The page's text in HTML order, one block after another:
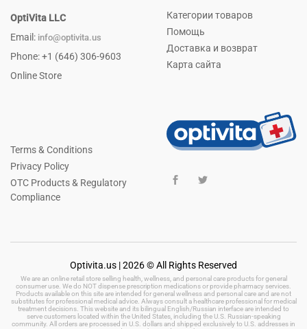
OptiVita LLC
Email: info@optivita.us
Phone: +1 (646) 306-9603
Online Store
Категории товаров
Помощь
Доставка и возврат
Карта сайта
Terms & Conditions
Privacy Policy
OTC Products & Regulatory
Compliance
Optivita.us | 2026 © All Rights Reserved
We are an online retail store selling health, wellness, and personal care products for general
consumer use. We do NOT dispense prescription medications or provide pharmacy services.
Products available on this site are intended for general wellness and personal care and are not
substitutes for professional medical advice. Always consult a healthcare professional for medical
treatment decisions. This website and its bilingual English/Russian interface are intended to
serve customers located within the United States, including the U.S. Russian-speaking
community. All orders are processed in U.S. dollars and shipped exclusively to U.S. addresses in